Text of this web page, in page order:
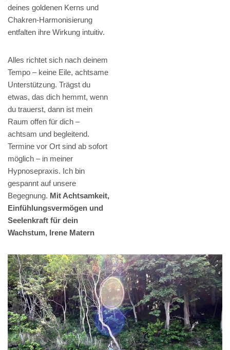
deines goldenen Kerns und
Chakren-Harmonisierung
entfalten ihre Wirkung intuitiv.
Alles richtet sich nach deinem
Tempo – keine Eile, achtsame
Unterstützung. Trägst du
etwas, das dich hemmt, wenn
du trauerst, dann ist mein
Raum offen für dich –
achtsam und begleitend.
Termine vor Ort sind ab sofort
möglich – in meiner
Hypnosepraxis. Ich bin
gespannt auf unsere
Begegnung. Mit Achtsamkeit,
Einfühlungsvermögen und
Seelenkraft für dein
Wachstum, Irene Matern